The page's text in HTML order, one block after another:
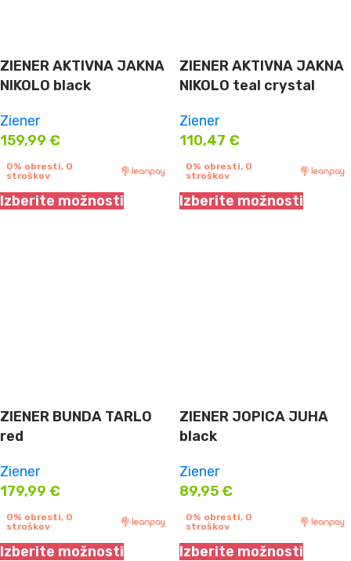
ZIENER AKTIVNA JAKNA
NIKOLO black
Ziener
159,99 €
0% obresti, 0
stroškov
Izberite možnosti
ZIENER AKTIVNA JAKNA
NIKOLO teal crystal
Ziener
110,47 €
0% obresti, 0
stroškov
Izberite možnosti
ZIENER BUNDA TARLO
red
Ziener
179,99 €
0% obresti, 0
stroškov
Izberite možnosti
ZIENER JOPICA JUHA
black
Ziener
89,95€
0% obresti, 0
stroškov
Izberite možnosti